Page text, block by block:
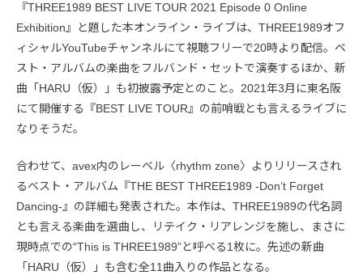
『THREE1989 BEST LIVE TOUR 2021 Episode 0 Online
Exhibition』と題した本オンライン・ライブは、THREE1989オフ
ィシャルYouTubeチャンネルにて視聴フリーで20時より配信。ベ
スト・アルバムの楽曲をフルバンド・セットで演奏するほか、新
曲「HARU（仮）」も初披露予定とのこと。2021年3月に東名阪
にて開催する『BEST LIVE TOUR』の前哨戦とも言えるライブに
なりそうだ。
合わせて、avex内のレーベル〈rhythm zone〉よりリリースされ
るベスト・アルバム『THE BEST THREE1989 -Don’t Forget
Dancing-』の詳細も発表された。本作は、THREE1989の代名詞
とも言える楽曲を選曲し、リテイク・リアレンジを施し、まさに
現時点での“This is THREE1989”と呼べる1枚に。先述の新曲
「HARU（仮）」も含む全11曲入りの作品となる。